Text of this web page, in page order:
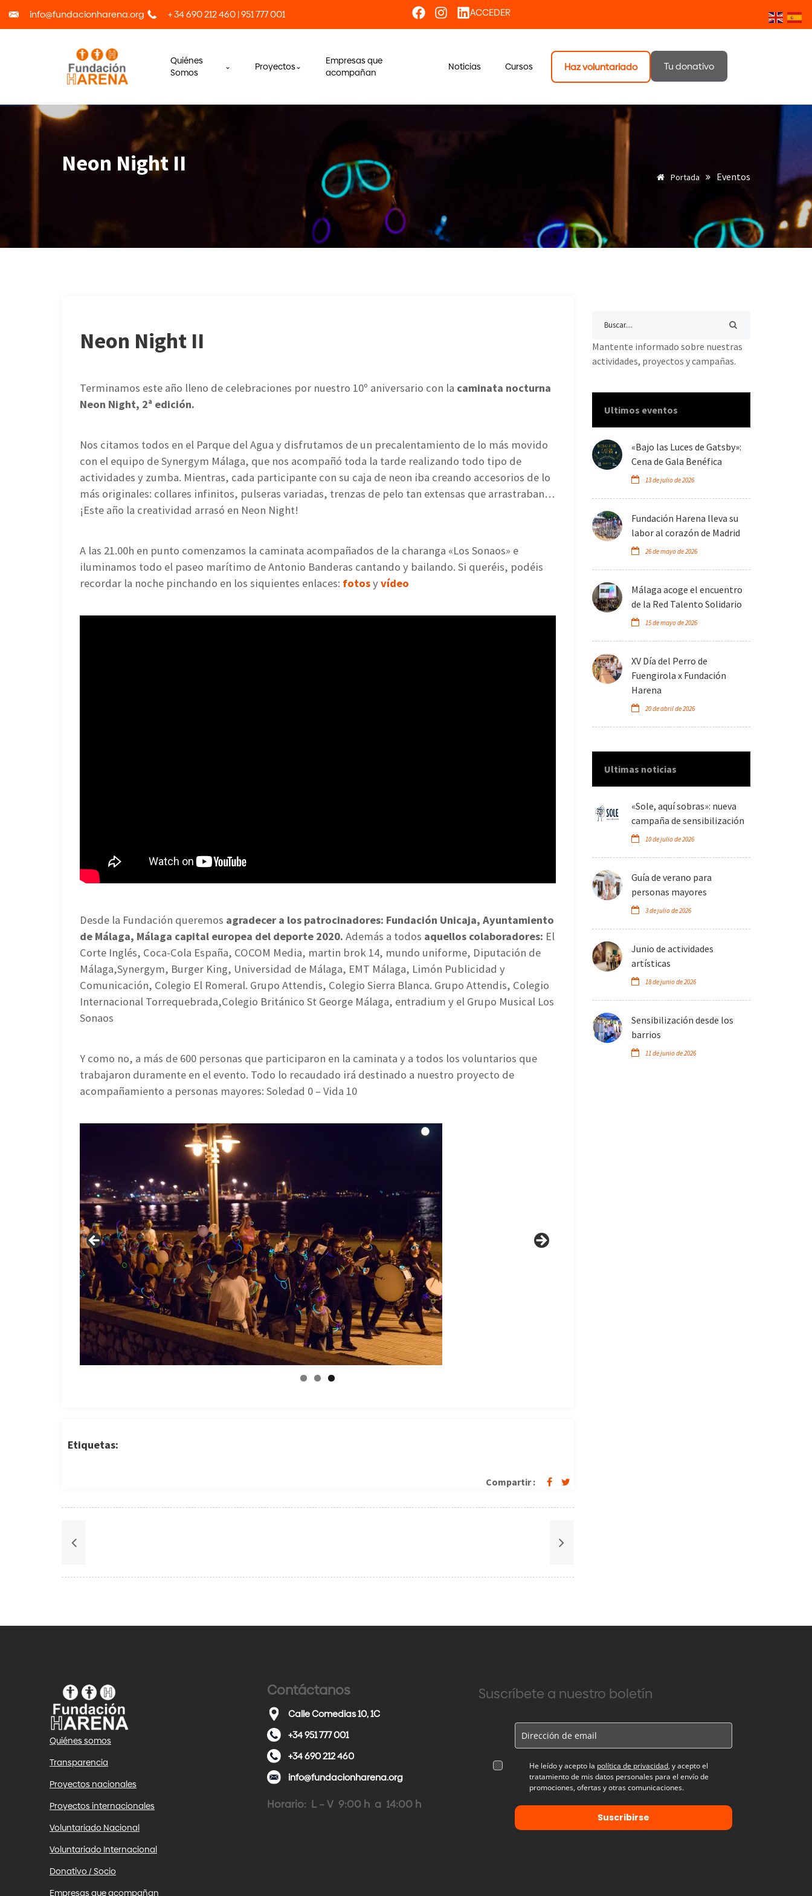
info@fundacionharena.org + 34 690 212 460 | 951 777 001 ACCEDER
Quiénes
Somos
Proyectos
Empresas que
acompañan
Noticias Cursos Haz voluntariado Tu donativo
Neon Night II
Portada Eventos
Neon Night II
Terminamos este año lleno de celebraciones por nuestro 10º aniversario con la caminata nocturna
Neon Night, 2ª edición.
Nos citamos todos en el Parque del Agua y disfrutamos de un precalentamiento de lo más movido
con el equipo de Synergym Málaga, que nos acompañó toda la tarde realizando todo tipo de
actividades y zumba. Mientras, cada participante con su caja de neon iba creando accesorios de lo
más originales: collares infinitos, pulseras variadas, trenzas de pelo tan extensas que arrastraban…
¡Este año la creatividad arrasó en Neon Night!
A las 21.00h en punto comenzamos la caminata acompañados de la charanga «Los Sonaos» e
iluminamos todo el paseo marítimo de Antonio Banderas cantando y bailando. Si queréis, podéis
recordar la noche pinchando en los siquientes enlaces: fotosyvídeo
Desde la Fundación queremos agradecer a los patrocinadores: Fundación Unicaja, Ayuntamiento
de Málaga, Málaga capital europea del deporte 2020. Además a todos aquellos colaboradores: El
Corte Inglés, Coca-Cola España, COCOM Media, martin brok 14, mundo uniforme, Diputación de
Málaga,Synergym, Burger King, Universidad de Málaga, EMT Málaga, Limón Publicidad y
Comunicación, Colegio El Romeral. Grupo Attendis, Colegio Sierra Blanca. Grupo Attendis, Colegio
Internacional Torrequebrada,Colegio Británico St George Málaga, entradium y el Grupo Musical Los
Sonaos
Y como no, a más de 600 personas que participaron en la caminata y a todos los voluntarios que
trabajaron duramente en el evento. Todo lo recaudado irá destinado a nuestro proyecto de
acompañamiento a personas mayores: Soledad 0 – Vida 10
Etiquetas:
Compartir :
Mantente informado sobre nuestras
actividades, proyectos y campañas.
Ultimos eventos
«Bajo las Luces de Gatsby»:
Cena de Gala Benéfica
13 de julio de 2026
Fundación Harena lleva su
labor al corazón de Madrid
26 de mayo de 2026
Málaga acoge el encuentro
de la Red Talento Solidario
15 de mayo de 2026
XV Día del Perro de
Fuengirola x Fundación
Harena
20 de abril de 2026
Ultimas noticias
«Sole, aquí sobras»: nueva
campaña de sensibilización
10 de julio de 2026
Guía de verano para
personas mayores
3 de julio de 2026
Junio de actividades
artísticas
18 de junio de 2026
Sensibilización desde los
barrios
11 de junio de 2026
Quiénes somos
Transparencia
Proyectos nacionales
Proyectos internacionales
Voluntariado Nacional
Voluntariado Internacional
Donativo / Socio
Empresas que acompañan
Contáctanos
Calle Comedias 10, 1C
+34 951 777 001
+34 690 212 460
info@fundacionharena.org
Horario: L – V 9:00 h a 14:00 h
Suscríbete a nuestro boletín
He leído y acepto la política de privacidad, y acepto el
tratamiento de mis datos personales para el envío de
promociones, ofertas y otras comunicaciones.
Suscribirse